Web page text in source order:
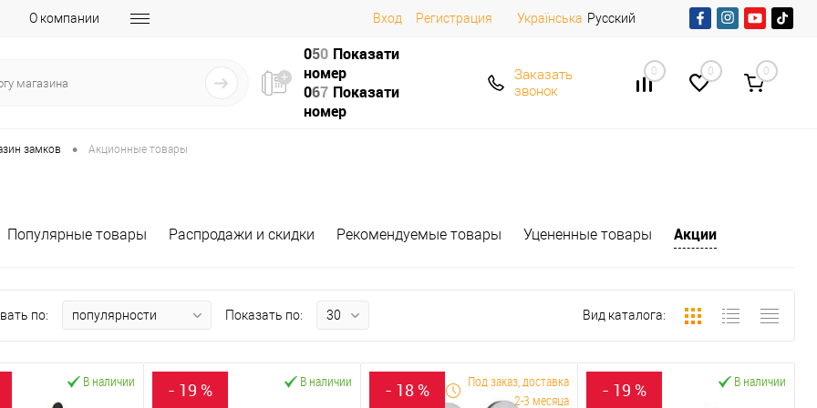
О компании Вход Регистрация Українська Русский
050 Показати
номер
067 Показати
номер
Заказать
звонок
0 0 0
замков • Акционные товары
Популярные товары Распродажи и скидки Рекомендуемые товары Уцененные товары Акции
по: Показать по: Вид каталога:
В наличии - 19 % В наличии - 18 %
Под заказ, доставка
2-3 месяца
- 19 % В наличии